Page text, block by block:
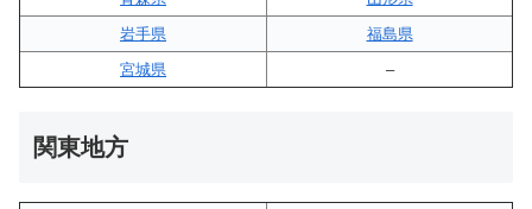
岩手県
福島県
宮城県
–
関東地方